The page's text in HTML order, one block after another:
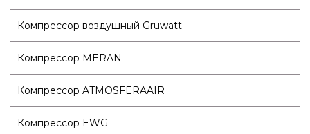
Компрессор воздушный Gruwatt
Компрессор MERAN
Компрессор ATMOSFERAAIR
Компрессор EWG